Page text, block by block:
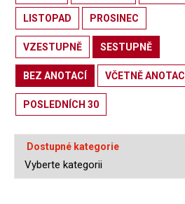
LISTOPAD PROSINEC
VZESTUPNĚ SESTUPNĚ
BEZ ANOTACÍ VČETNĚ ANOTACÍ
POSLEDNÍCH 30
Dostupné kategorie